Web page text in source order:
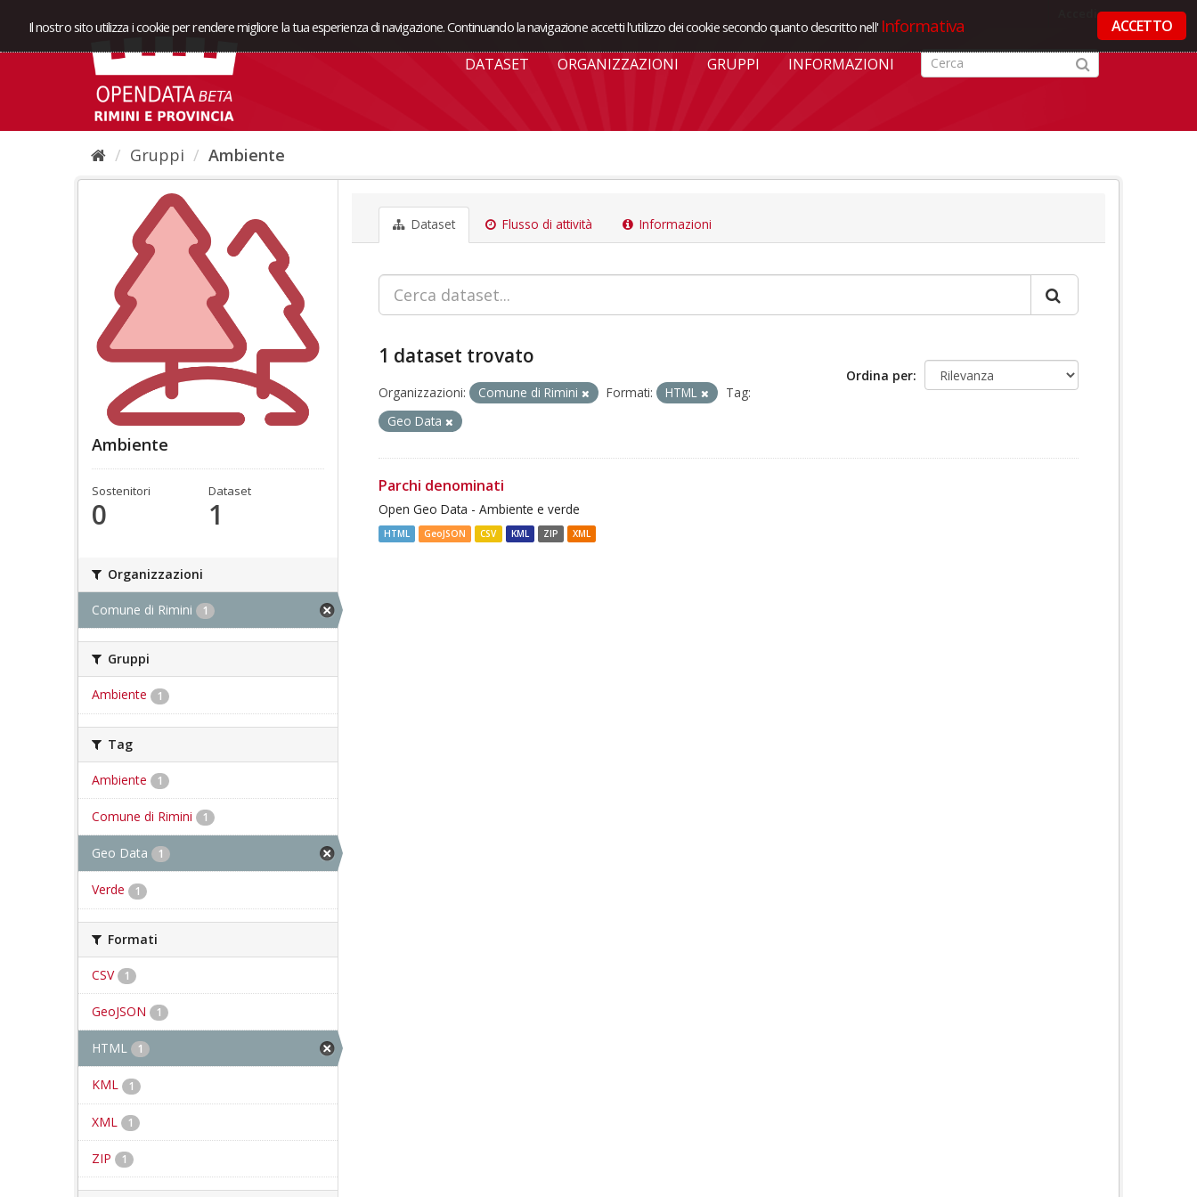
Il nostro sito utilizza i cookie per rendere migliore la tua esperienza di navigazione. Continuando la navigazione accetti l'utilizzo dei cookie secondo quanto descritto nell' Informativa ACCETTO
DATASET ORGANIZZAZIONI GRUPPI INFORMAZIONI
Gruppi Ambiente
Ambiente
Sostenitori
0
Dataset
1
Organizzazioni
Comune di Rimini 1
Gruppi
Ambiente 1
Tag
Ambiente 1
Comune di Rimini 1
Geo Data 1
Verde 1
Formati
CSV 1
GeoJSON 1
HTML 1
KML 1
XML 1
ZIP 1
Dataset Flusso di attività Informazioni
Ordina per
1 dataset trovato
Organizzazioni: Comune di Rimini Formati: HTML
Tag:
Geo Data
Parchi denominati
Open Geo Data - Ambiente e verde
HTML GeoJSON CSV KML ZIP XML